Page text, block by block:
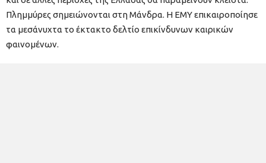
Πλημμύρες σημειώνονται στη Μάνδρα. Η ΕΜΥ επικαιροποίησε
τα μεσάνυχτα το έκτακτο δελτίο επικίνδυνων καιρικών
φαινομένων.